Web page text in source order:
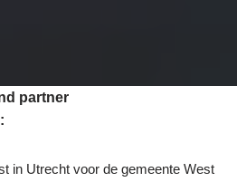
partner
in Utrecht voor de gemeente West